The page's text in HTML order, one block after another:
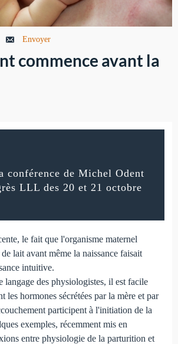
Envoyer
commence avant la
conférence de Michel Odent
LLL des 20 et 21 octobre
le fait que l'organisme maternel
lait avant même la naissance faisait
intuitive.
langage des physiologistes, il est facile
les hormones sécrétées par la mère et par
participent à l'initiation de la
exemples, récemment mis en
entre physiologie de la parturition et